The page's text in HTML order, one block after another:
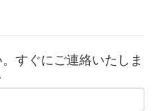
すぐにご連絡いたしま